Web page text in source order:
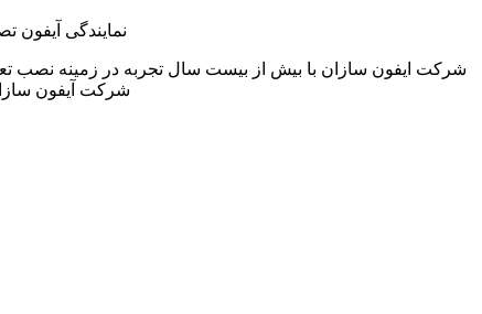
نمایندگی آیفون
شرکت ایفون سازان با بیش از بیست سال تجربه در زمینه نصب
شرکت آیفون